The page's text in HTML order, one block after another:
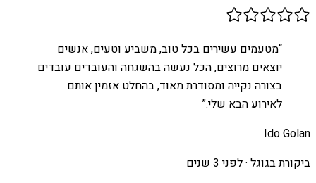
“מטעמים עשירים בכל טוב, משביע וטעים, אנשים
יוצאים מרוצים, הכל נעשה בהשגחה והעובדים עובדים
בצורה נקייה ומסודרת מאוד, בהחלט אזמין אותם
לאירוע הבא שלי.”
Ido Golan
ביקורת בגוגל ·לפני 3 שנים